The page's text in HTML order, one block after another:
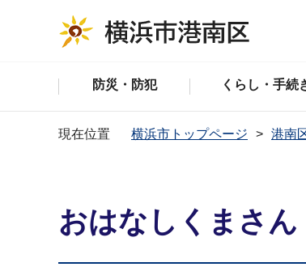
防災・防犯 くらし・手続
現在位置 横浜市トップページ 港南
おはなしくまさん